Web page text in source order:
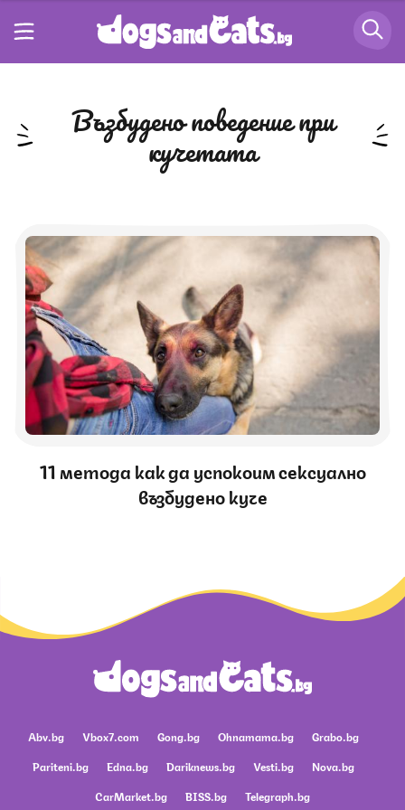
възбудено поведение при
кучетата
11 метода как да успокоим сексуално
възбудено куче
Abv.bg Vbox7.com Gong.bg Ohnamama.bg
Grabo.bg
Pariteni.bg
Edna.bg Dariknews.bg Vesti.bg
Nova.bg
CarMarket.bg
BISS.bg Telegraph.bg